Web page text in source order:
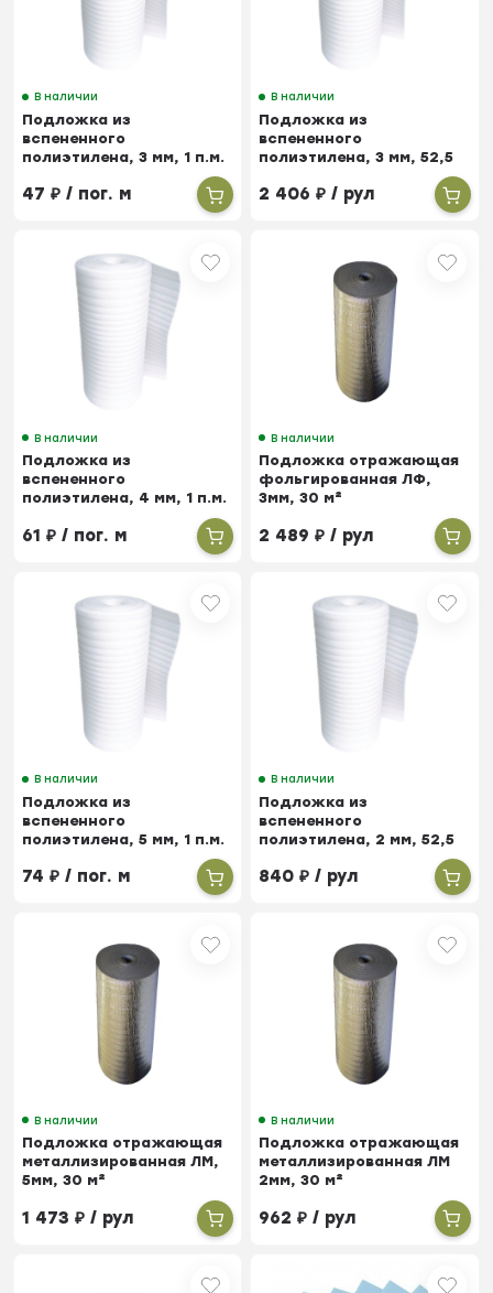
В наличии
Подложка из
вспененного
полиэтилена, 3 мм, 1 п.м.
47₽ / пог. м
В наличии
Подложка из
вспененного
полиэтилена, 3 мм, 52,5
2 406₽ / рул
В наличии
Подложка из
вспененного
полиэтилена, 4 мм, 1 п.м.
61₽ / пог. м
В наличии
Подложка отражающая
фольгированная ЛФ,
3мм, 30 м²
2 489₽ / рул
В наличии
Подложка из
вспененного
полиэтилена, 5 мм, 1 п.м.
74₽ / пог. м
В наличии
Подложка из
вспененного
полиэтилена, 2 мм, 52,5
840₽ / рул
В наличии
Подложка отражающая
металлизированная ЛМ,
5мм, 30 м²
1 473₽ / рул
В наличии
Подложка отражающая
металлизированная ЛМ
2мм, 30 м²
962₽ / рул